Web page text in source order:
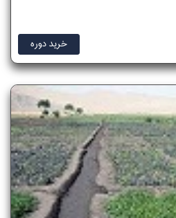
خرید دوره